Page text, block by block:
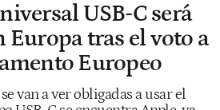
USB-C será
Europa tras el voto a
Europeo
van a ver obligadas a usar el